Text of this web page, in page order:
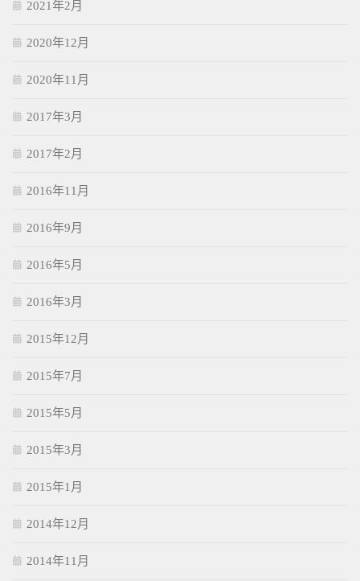
2021年2月
2020年12月
2020年11月
2017年3月
2017年2月
2016年11月
2016年9月
2016年5月
2016年3月
2015年12月
2015年7月
2015年5月
2015年3月
2015年1月
2014年12月
2014年11月